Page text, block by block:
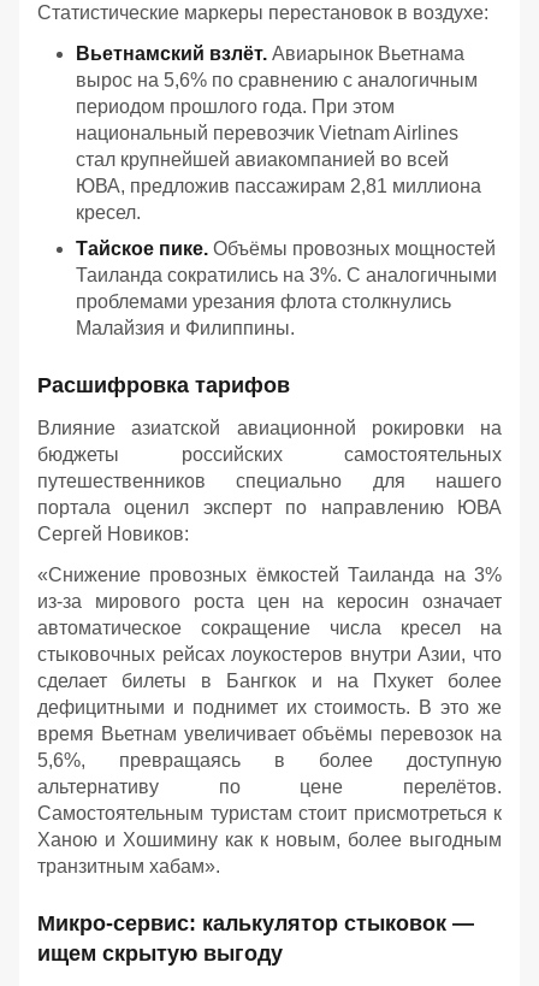
Статистические маркеры перестановок в воздухе:
Вьетнамский взлёт. Авиарынок Вьетнама
вырос на 5,6% по сравнению с аналогичным
периодом прошлого года. При этом
национальный перевозчик Vietnam Airlines
стал крупнейшей авиакомпанией во всей
ЮВА, предложив пассажирам 2,81 миллиона
кресел.
Тайское пике. Объёмы провозных мощностей
Таиланда сократились на 3%. С аналогичными
проблемами урезания флота столкнулись
Малайзия и Филиппины.
Расшифровка тарифов
Влияние азиатской авиационной рокировки на
бюджеты российских самостоятельных
путешественников специально для нашего
портала оценил эксперт по направлению ЮВА
Сергей Новиков:
«Снижение провозных ёмкостей Таиланда на 3%
из-за мирового роста цен на керосин означает
автоматическое сокращение числа кресел на
стыковочных рейсах лоукостеров внутри Азии, что
сделает билеты в Бангкок и на Пхукет более
дефицитными и поднимет их стоимость. В это же
время Вьетнам увеличивает объёмы перевозок на
5,6%, превращаясь в более доступную
альтернативу по цене перелётов.
Самостоятельным туристам стоит присмотреться к
Ханою и Хошимину как к новым, более выгодным
транзитным хабам».
Микро-сервис: калькулятор стыковок —
ищем скрытую выгоду